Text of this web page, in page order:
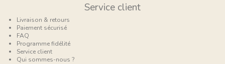
Service client
Livraison & retours
Paiement sécurisé
FAQ
Programme fidélité
Service client
Qui sommes-nous ?